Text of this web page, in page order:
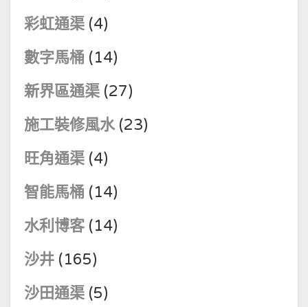
彩虹通渠 (4)
數字馬桶 (14)
新界區通渠 (27)
施工裝修風水(23)
旺角通渠 (4)
智能馬桶 (14)
水利博客(14)
沙井 (165)
沙田通渠 (5)